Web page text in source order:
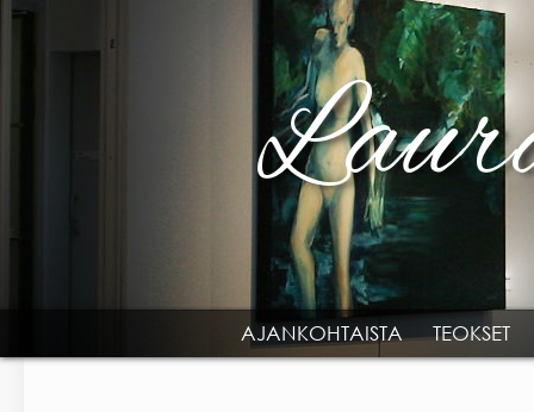
Skip to main content
MAIN MENU
AJANKOHTAISTA TEOKSET